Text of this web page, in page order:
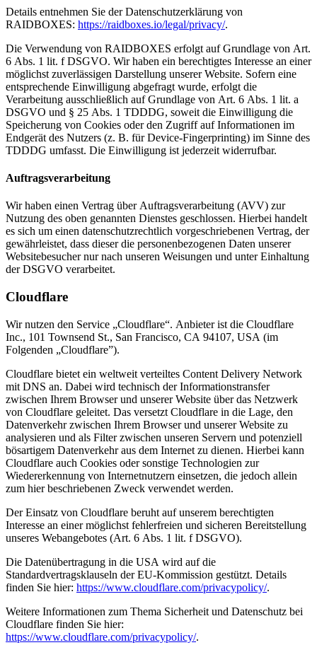
Details entnehmen Sie der Datenschutzerklärung von
RAIDBOXES: https://raidboxes.io/legal/privacy/.
Die Verwendung von RAIDBOXES erfolgt auf Grundlage von Art.
6 Abs. 1 lit. f DSGVO. Wir haben ein berechtigtes Interesse an einer
möglichst zuverlässigen Darstellung unserer Website. Sofern eine
entsprechende Einwilligung abgefragt wurde, erfolgt die
Verarbeitung ausschließlich auf Grundlage von Art. 6 Abs. 1 lit. a
DSGVO und § 25 Abs. 1 TDDDG, soweit die Einwilligung die
Speicherung von Cookies oder den Zugriff auf Informationen im
Endgerät des Nutzers (z. B. für Device-Fingerprinting) im Sinne des
TDDDG umfasst. Die Einwilligung ist jederzeit widerrufbar.
Auftragsverarbeitung
Wir haben einen Vertrag über Auftragsverarbeitung (AVV) zur
Nutzung des oben genannten Dienstes geschlossen. Hierbei handelt
es sich um einen datenschutzrechtlich vorgeschriebenen Vertrag, der
gewährleistet, dass dieser die personenbezogenen Daten unserer
Websitebesucher nur nach unseren Weisungen und unter Einhaltung
der DSGVO verarbeitet.
Cloudflare
Wir nutzen den Service „Cloudflare“. Anbieter ist die Cloudflare
Inc., 101 Townsend St., San Francisco, CA 94107, USA (im
Folgenden „Cloudflare”).
Cloudflare bietet ein weltweit verteiltes Content Delivery Network
mit DNS an. Dabei wird technisch der Informationstransfer
zwischen Ihrem Browser und unserer Website über das Netzwerk
von Cloudflare geleitet. Das versetzt Cloudflare in die Lage, den
Datenverkehr zwischen Ihrem Browser und unserer Website zu
analysieren und als Filter zwischen unseren Servern und potenziell
bösartigem Datenverkehr aus dem Internet zu dienen. Hierbei kann
Cloudflare auch Cookies oder sonstige Technologien zur
Wiedererkennung von Internetnutzern einsetzen, die jedoch allein
zum hier beschriebenen Zweck verwendet werden.
Der Einsatz von Cloudflare beruht auf unserem berechtigten
Interesse an einer möglichst fehlerfreien und sicheren Bereitstellung
unseres Webangebotes (Art. 6 Abs. 1 lit. f DSGVO).
Die Datenübertragung in die USA wird auf die
Standardvertragsklauseln der EU-Kommission gestützt. Details
finden Sie hier: https://www.cloudflare.com/privacypolicy/.
Weitere Informationen zum Thema Sicherheit und Datenschutz bei
Cloudflare finden Sie hier:
https://www.cloudflare.com/privacypolicy/.